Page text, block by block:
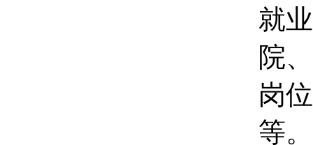
就
院
岗
等。